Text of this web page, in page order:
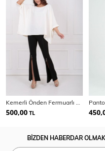
500,00 TL
BİZDEN HABERDAR